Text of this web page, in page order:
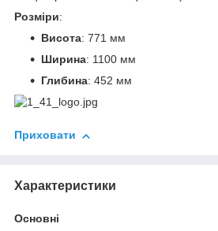
Розміри:
Висота: 771 мм
Ширина: 1100 мм
Глибина: 452 мм
Приховати
Характеристики
Основні